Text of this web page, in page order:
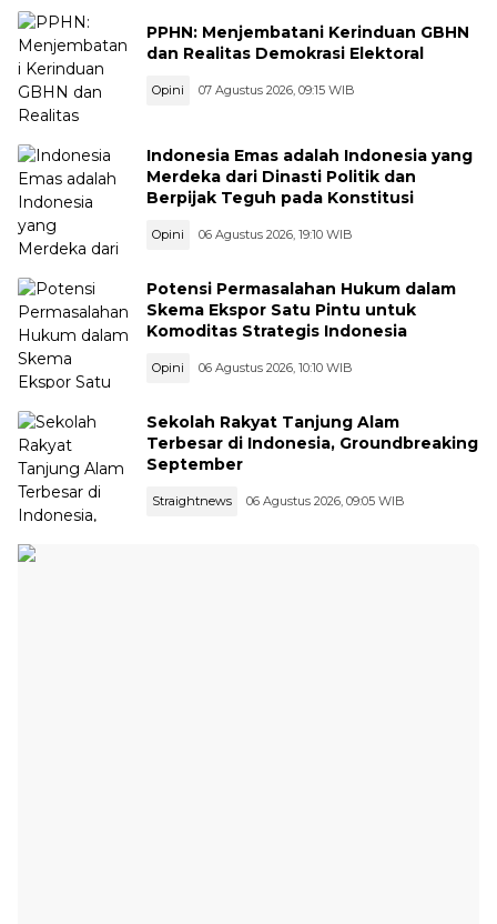
PPHN: Menjembatani Kerinduan GBHN
dan Realitas Demokrasi Elektoral
Opini 07 Agustus 2026, 09:15 WIB
Indonesia Emas adalah Indonesia yang
Merdeka dari Dinasti Politik dan
Berpijak Teguh pada Konstitusi
Opini 06 Agustus 2026, 19:10 WIB
Potensi Permasalahan Hukum dalam
Skema Ekspor Satu Pintu untuk
Komoditas Strategis Indonesia
Opini 06 Agustus 2026, 10:10 WIB
Sekolah Rakyat Tanjung Alam
Terbesar di Indonesia, Groundbreaking
September
Straightnews 06 Agustus 2026, 09:05 WIB